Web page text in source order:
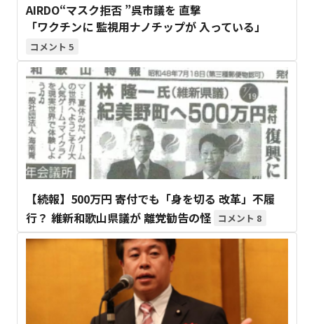
AIRDO“マスク拒否 ”呉市議を 直撃
「ワクチンに 監視用ナノチップが 入っている」
5
【続報】500万円 寄付でも「身を切る 改革」不履
行？ 維新和歌山県議が 離党勧告の怪
8